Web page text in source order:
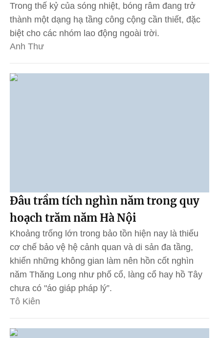
Trong thế kỷ của sóng nhiệt, bóng râm đang trở
thành một dạng hạ tầng công cộng cần thiết, đặc
biệt cho các nhóm lao động ngoài trời.
Anh Thư
Đâu trầm tích nghìn năm trong quy
hoạch trăm năm Hà Nội
Khoảng trống lớn trong bảo tồn hiện nay là thiếu
cơ chế bảo vệ hệ cảnh quan và di sản đa tầng,
khiến những không gian làm nên hồn cốt nghìn
năm Thăng Long như phố cổ, làng cổ hay hồ Tây
chưa có "áo giáp pháp lý”.
Tô Kiên